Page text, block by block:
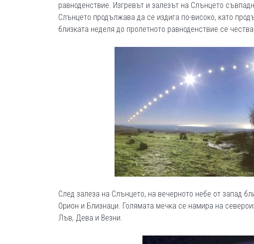
равноденствие. Изгревът и залезът на Слънцето
Слънцето продължава да се издига по-високо, като
близката неделя до пролетното равноденствие се
След залеза на Слънцето, на вечерното небе от запад
Орион и Близнаци. Голямата мечка се намира на
Лъв, Дева и Везни.